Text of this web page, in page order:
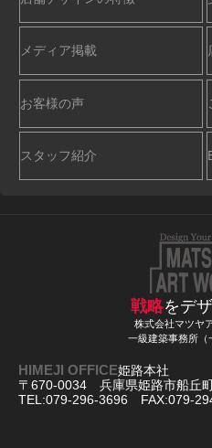
メディア掲載
お客様の声
スタッフ紹介
戦略をデ
株式会社マツヤ
一級建築事務所（
HIMEJI OFFICE姫路本社
〒670-0034 兵庫県姫路市船丘
TEL:079-296-3696 FAX:079-